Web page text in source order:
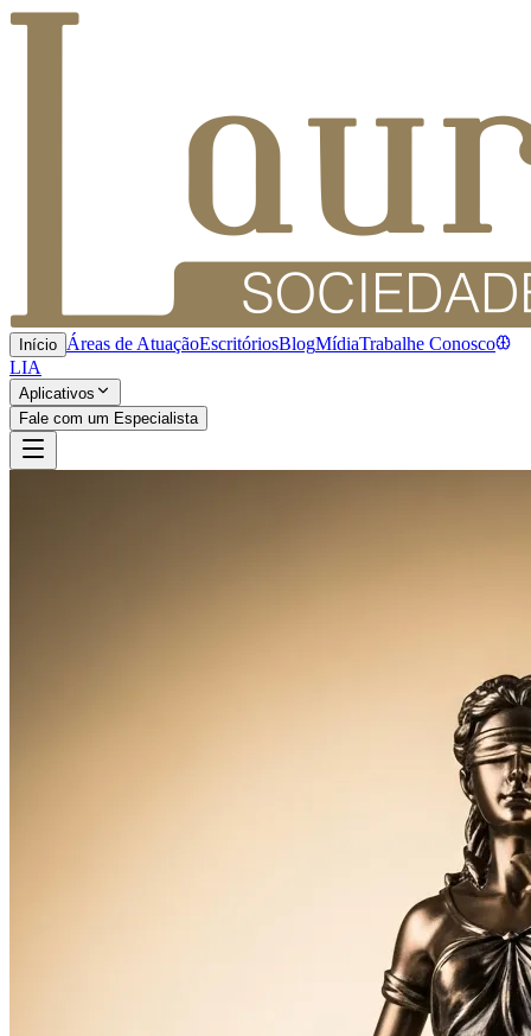
Início Áreas de AtuaçãoEscritóriosBlogMídiaTrabalhe Conosco
LIA
Aplicativos
Fale com um Especialista